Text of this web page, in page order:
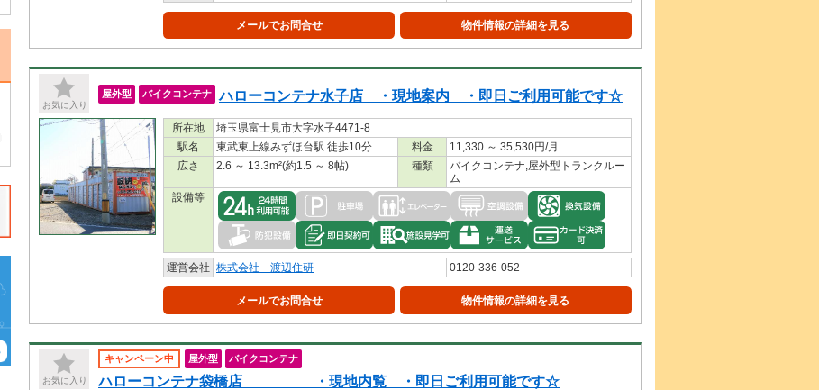
メールでお問合せ 物件情報の詳細を見る
お気に入り
屋外型 バイクコンテナ ハローコンテナ水子店 ・現地案内 ・即日ご利用可能です☆
所在地
埼玉県富士見市大字水子4471-8
駅名
東武東上線みずほ台駅 徒歩10分 料金
11,330 ～ 35,530円/月
広さ
2.6 ～ 13.3m²(約1.5 ～ 8帖) 種類
バイクコンテナ,屋外型トランクルー
ム
設備等
運営会社 株式会社 渡辺住研 0120-336-052
メールでお問合せ 物件情報の詳細を見る
お気に入り
キャンペーン中 屋外型 バイクコンテナ
ハローコンテナ袋橋店 ・現地内覧 ・即日ご利用可能です☆